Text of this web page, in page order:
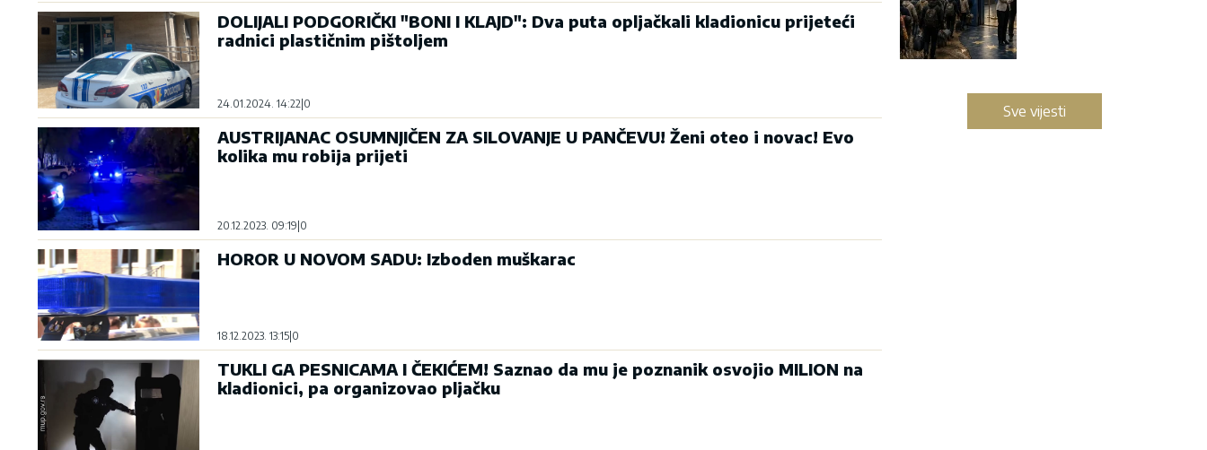
DOLIJALI PODGORIČKI "BONI I KLAJD": Dva puta opljačkali kladionicu prijeteći
radnici plastičnim pištoljem
24.01.2024. 14:22 0
AUSTRIJANAC OSUMNJIČEN ZA SILOVANJE U PANČEVU! Ženi oteo i novac! Evo
kolika mu robija prijeti
20.12.2023. 09:19 0
HOROR U NOVOM SADU: Izboden muškarac
18.12.2023. 13:15|0
TUKLI GA PESNICAMA I ČEKIĆEM! Saznao da mu je poznanik osvojio MILION na
kladionici, pa organizovao pljačku
Sve vijesti